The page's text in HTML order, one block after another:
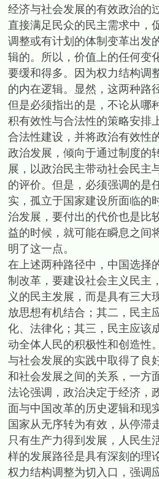
经济与社会发展的有效政治的
直接满足民众的民主需求中，
调整或有计划的体制变革出发
辑的。所以，价值上的任何变
要缓和得多。因为权力结构调
的内在逻辑。显然，这两种路
但是必须指出的是，不论从哪
积有效性与合法性的策略安排
合法性建设，并将政治有效性
政治发展，倾向于通过制度的
展，以政治民主带动社会民主
的评价。但是，必须强调的是
实，孤立于国家建设所面临的
治发展，要付出的代价也是比
益的时候，就可能在瞬息之间
明了这一点。
在上述两种路径中，中国选择
制改革，要建设社会主义民主
义的民主发展，而是具有三大
放思想有机结合；其二，民主
化、法律化；其三，民主应该
动全体人民的积极性和创造性
与社会发展的实践中取得了良
和社会发展之间的关系，一方
法论强调，政治决定于经济，
面与中国改革的历史逻辑和现
国家从无序转为有效，从停滞
只有生产力得到发展，人民生
样的发展路径是具有深刻的理
权力结构调整为切入口，强调